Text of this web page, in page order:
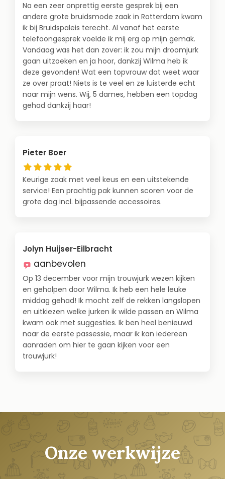
Na een zeer onprettig eerste gesprek bij een
andere grote bruidsmode zaak in Rotterdam kwam
ik bij Bruidspaleis terecht. Al vanaf het eerste
telefoongesprek voelde ik mij erg op mijn gemak.
Vandaag was het dan zover: ik zou mijn droomjurk
gaan uitzoeken en ja hoor, dankzij Wilma heb ik
deze gevonden! Wat een topvrouw dat weet waar
ze over praat! Niets is te veel en ze luisterde echt
naar mijn wens. Wij, 5 dames, hebben een topdag
gehad dankzij haar!
Pieter Boer
Keurige zaak met veel keus en een uitstekende
service! Een prachtig pak kunnen scoren voor de
grote dag incl. bijpassende accessoires.
Jolyn Huijser-Eilbracht
aanbevolen
Op 13 december voor mijn trouwjurk wezen kijken
en geholpen door Wilma. Ik heb een hele leuke
middag gehad! Ik mocht zelf de rekken langslopen
en uitkiezen welke jurken ik wilde passen en Wilma
kwam ook met suggesties. Ik ben heel benieuwd
naar de eerste passessie, maar ik kan iedereen
aanraden om hier te gaan kijken voor een
trouwjurk!
Onze werkwijze